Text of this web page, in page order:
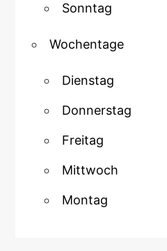
Sonntag
Wochentage
Dienstag
Donnerstag
Freitag
Mittwoch
Montag